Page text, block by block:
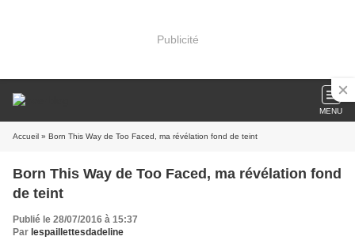
Publicité
MENU
Accueil » Born This Way de Too Faced, ma révélation fond de teint
Born This Way de Too Faced, ma révélation fond
de teint
Publié le 28/07/2016 à 15:37
Par lespaillettesdadeline